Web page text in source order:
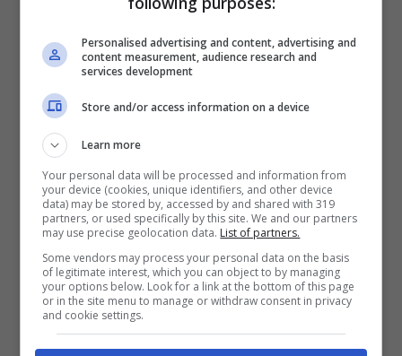
Tutto si sarebbe immaginato,Sergio
Conceicao
così importante e prestigiosa in una società
che non sembra organizzata e che possa
aiutare il proprio allenatore. Era successo
conFonseca, sta succedendo di nuovo e
per certi versi anche peggio conConceicao
che dal suo punto di vista sta lavorando in
mezzo a tanti problemi ma sta ottenendo dei
Personalised advertising and content, advertising and
content measurement, audience research and
services development
Store and/or access information on a device
Learn more
Your personal data will be processed and information from
your device (cookies, unique identifiers, and other device
data) may be stored by, accessed by and shared with 319
partners, or used specifically by this site. We and our partners
may use precise geolocation data. List of partners.
Some vendors may process your personal data on the basis
of legitimate interest, which you can object to by managing
your options below. Look for a link at the bottom of this page
or in the site menu to manage or withdraw consent in privacy
and cookie settings.